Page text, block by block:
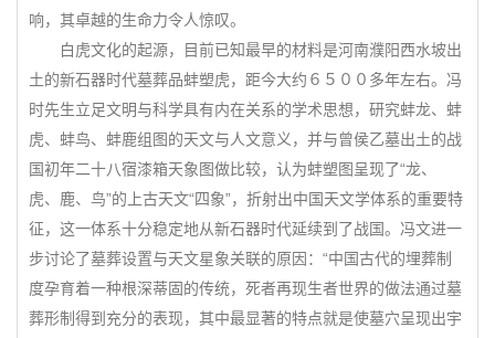
响，其卓越的生命力令人惊叹。
白虎文化的起源，目前已知最早的材料是河南濮阳西水坡出
土的新石器时代墓葬品蚌塑虎，距今大约６５００多年左右。冯
时先生立足文明与科学具有内在关系的学术思想，研究蚌龙、蚌
虎、蚌鸟、蚌鹿组图的天文与人文意义，并与曾侯乙墓出土的战
国初年二十八宿漆箱天象图做比较，认为蚌塑图呈现了“龙、
虎、鹿、鸟”的上古天文“四象”，折射出中国天文学体系的重要特
征，这一体系十分稳定地从新石器时代延续到了战国。冯文进一
步讨论了墓葬设置与天文星象关联的原因：“中国古代的埋葬制
度孕育着一种根深蒂固的传统，死者再现生者世界的做法通过墓
葬形制得到充分的表现，其中最显著的特点就是使墓穴呈现出宇